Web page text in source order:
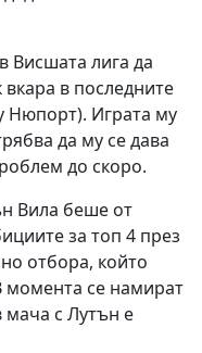
Висшата лига да
в последните
Нюпорт). Играта му
да му се дава
до скоро.
Вила беше от
за топ 4 през
отбора, който
момента се намират
мача с Лутън е